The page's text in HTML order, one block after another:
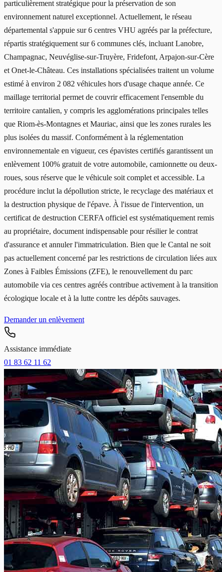
particulièrement stratégique pour la préservation de son
environnement naturel exceptionnel. Actuellement, le réseau
départemental s'appuie sur 6 centres VHU agréés par la préfecture,
répartis stratégiquement sur 6 communes clés, incluant Lanobre,
Champagnac, Neuvéglise-sur-Truyère, Fridefont, Arpajon-sur-Cère
et Onet-le-Château. Ces installations spécialisées traitent un volume
estimé à environ 2 082 véhicules hors d'usage chaque année. Ce
maillage territorial permet de couvrir efficacement l'ensemble du
territoire cantalien, y compris les agglomérations principales telles
que Riom-ès-Montagnes et Mauriac, ainsi que les zones rurales les
plus isolées du massif. Conformément à la réglementation
environnementale en vigueur, ces épavistes certifiés garantissent un
enlèvement 100% gratuit de votre automobile, camionnette ou deux-
roues, sous réserve que le véhicule soit complet et accessible. La
procédure inclut la dépollution stricte, le recyclage des matériaux et
la destruction physique de l'épave. À l'issue de l'intervention, un
certificat de destruction CERFA officiel est systématiquement remis
au propriétaire, document indispensable pour résilier le contrat
d'assurance et annuler l'immatriculation. Bien que le Cantal ne soit
pas actuellement concerné par les restrictions de circulation liées aux
Zones à Faibles Émissions (ZFE), le renouvellement du parc
automobile via ces centres agréés contribue activement à la transition
écologique locale et à la lutte contre les dépôts sauvages.
Demander un enlèvement
Assistance immédiate
01 83 62 11 62